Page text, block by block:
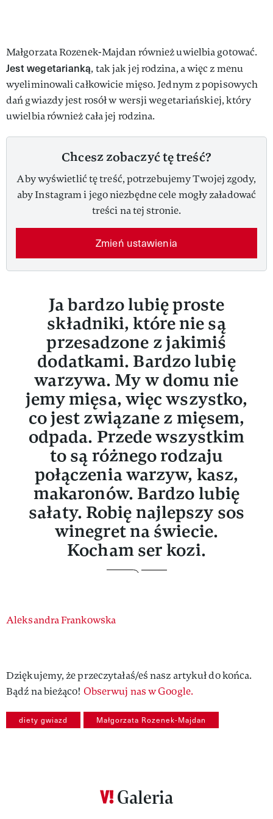
Małgorzata Rozenek-Majdan również uwielbia gotować.
Jest wegetarianką, tak jak jej rodzina, a więc z menu
wyeliminowali całkowicie mięso. Jednym z popisowych
dań gwiazdy jest rosół w wersji wegetariańskiej, który
uwielbia również cała jej rodzina.
Chcesz zobaczyć tę treść?
Aby wyświetlić tę treść, potrzebujemy Twojej zgody,
aby Instagram i jego niezbędne cele mogły załadować
treści na tej stronie.
Zmień ustawienia
Ja bardzo lubię proste
składniki, które nie są
przesadzone z jakimiś
dodatkami. Bardzo lubię
warzywa. My w domu nie
jemy mięsa, więc wszystko,
co jest związane z mięsem,
odpada. Przede wszystkim
to są różnego rodzaju
połączenia warzyw, kasz,
makaronów. Bardzo lubię
sałaty. Robię najlepszy sos
winegret na świecie.
Kocham ser kozi.
Authors
Aleksandra Frankowska
Dziękujemy, że przeczytałaś/eś nasz artykuł do końca.
Bądź na bieżąco! Obserwuj nas w Google.
diety gwiazd Małgorzata Rozenek-Majdan
Galeria